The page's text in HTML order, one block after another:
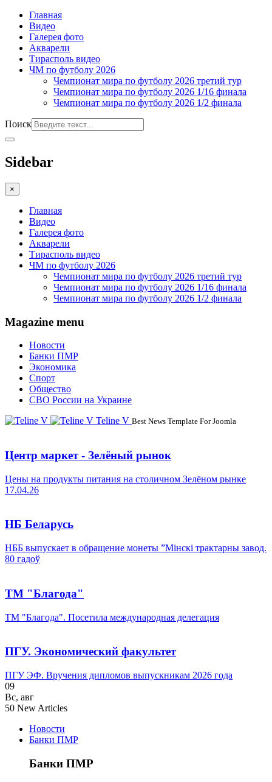
Главная
Видео
Галерея фото
Акварели
Тирасполь видео
ЧМ по футболу 2026
Чемпионат мира по футболу 2026 третий тур
Чемпионат мира по футболу 2026 1/16 финала
Чемпионат мира по футболу 2026 1/2 финала
Поиск
Sidebar
×
Главная
Видео
Галерея фото
Акварели
Тирасполь видео
ЧМ по футболу 2026
Чемпионат мира по футболу 2026 третий тур
Чемпионат мира по футболу 2026 1/16 финала
Чемпионат мира по футболу 2026 1/2 финала
Magazine menu
Новости
Банки ПМР
Экономика
Спорт
Общество
СВО России на Украине
Teline V Best News Template For Joomla
Центр маркет - Зелёный рынок
Цены на продукты питания на столичном Зелёном рынке
17.04.26
НБ Беларусь
НББ выпускает в обращение монеты ”Мінскі трактарны завод.
80 гадоў
ТМ "Благода"
ТМ "Благода". Посетила международная делегация
ПГУ. Экономический факультет
ПГУ ЭФ. Вручения дипломов выпускникам 2026 года
09
Вс, авг
50 New Articles
Новости
Банки ПМР
Банки ПМР